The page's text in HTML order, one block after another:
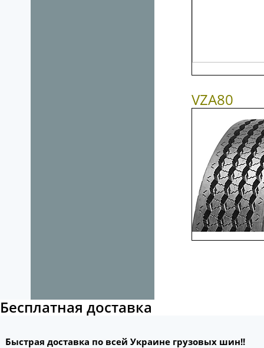
VZA80
Бесплатная доставка
Быстрая доставка по всей Украине грузовых шин!!